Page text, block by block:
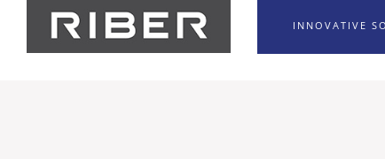
INNOVATIVE